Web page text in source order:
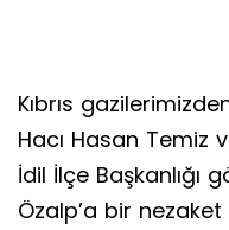
Kıbrıs
Hacı Hasan Temiz
İdil İlçe Başkanlığı
Özalp’a bir